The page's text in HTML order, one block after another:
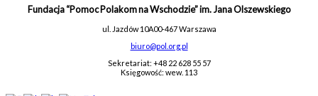
Fundacja “Pomoc Polakom na Wschodzie” im. Jana Olszewskiego
ul. Jazdów 10A00-467 Warszawa
biuro@pol.org.pl
Sekretariat: +48 22 628 55 57
Księgowość: wew. 113